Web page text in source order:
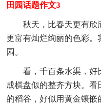
田园话题作文3
秋天，比春天更有欣
更富有灿烂绚丽的色彩。
园。
看，千百条水渠，好
成棋盘似的整齐方块。
的稻谷，好似用黄金镶